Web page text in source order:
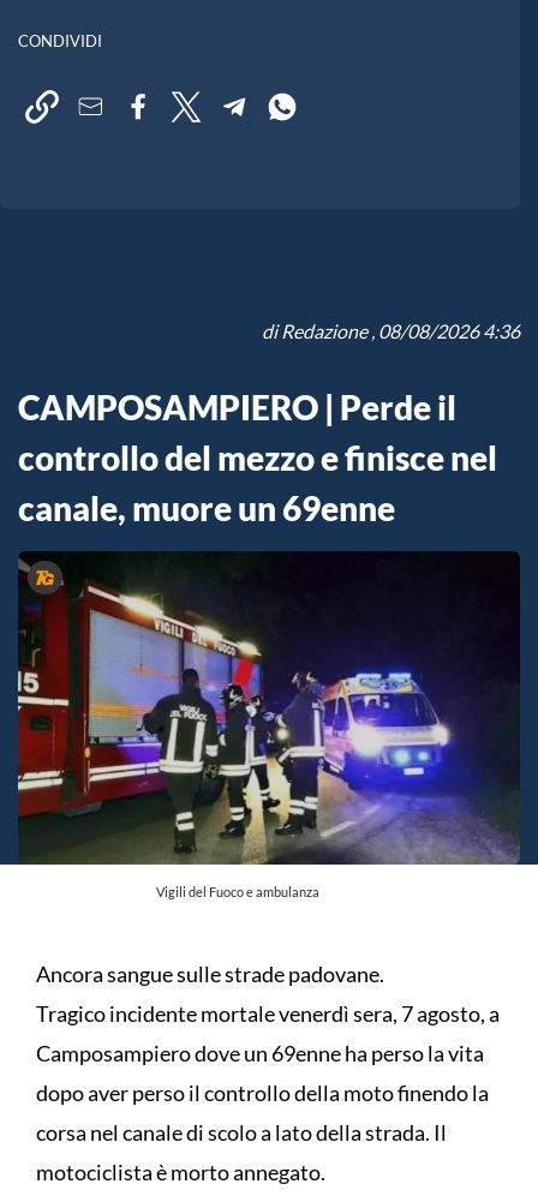
CONDIVIDI
diRedazione, 08/08/2026 4:36
CAMPOSAMPIERO | Perde il
controllo del mezzo e finisce nel
canale, muore un 69enne
Vigili del Fuoco e ambulanza
Ancora sangue sulle strade padovane.
Tragico incidente mortale venerdì sera, 7 agosto, a
Camposampiero dove un 69enne ha perso la vita
dopo aver perso il controllo della moto finendo la
corsa nel canale di scolo a lato della strada. Il
motociclista è morto annegato.